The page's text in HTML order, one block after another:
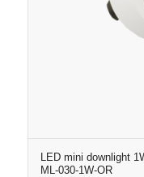
LED mini downlight
ML-030-1W-OR